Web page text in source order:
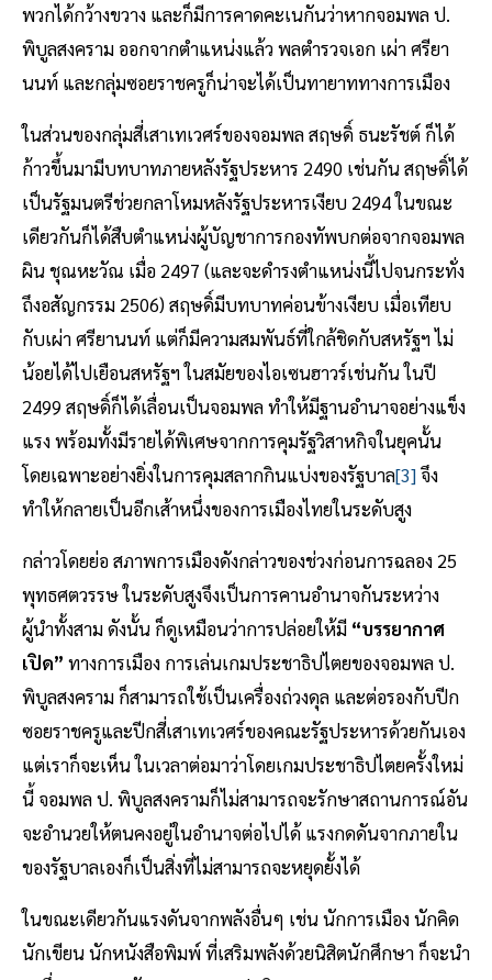
พวกได้กว้างขวาง และก็มีการคาดคะเนกันว่าหากจอมพล ป.
พิบูลสงคราม ออกจากตำแหน่งแล้ว พลตำรวจเอก เผ่า ศรียา
นนท์ และกลุ่มซอยราชครูก็น่าจะได้เป็นทายาททางการเมือง
ในส่วนของกลุ่มสี่เสาเทเวศร์ของจอมพล สฤษดิ์ ธนะรัชต์ ก็ได้
ก้าวขึ้นมามีบทบาทภายหลังรัฐประหาร 2490 เช่นกัน สฤษดิ์ได้
เป็นรัฐมนตรีช่วยกลาโหมหลังรัฐประหารเงียบ 2494 ในขณะ
เดียวกันก็ได้สืบตำแหน่งผู้บัญชาการกองทัพบกต่อจากจอมพล
ผิน ชุณหะวัณ เมื่อ 2497 (และจะดำรงตำแหน่งนี้ไปจนกระทั่ง
ถึงอสัญกรรม 2506) สฤษดิ์มีบทบาทค่อนข้างเงียบ เมื่อเทียบ
กับเผ่า ศรียานนท์ แต่ก็มีความสมพันธ์ที่ใกล้ชิดกับสหรัฐฯ ไม่
น้อยได้ไปเยือนสหรัฐฯ ในสมัยของไอเซนฮาวร์เช่นกัน ในปี
2499 สฤษดิ์ก็ได้เลื่อนเป็นจอมพล ทำให้มีฐานอำนาจอย่างแข็ง
แรง พร้อมทั้งมีรายได้พิเศษจากการคุมรัฐวิสาหกิจในยุคนั้น
โดยเฉพาะอย่างยิ่งในการคุมสลากกินแบ่งของรัฐบาล[3]จึง
ทำให้กลายเป็นอีกเส้าหนึ่งของการเมืองไทยในระดับสูง
กล่าวโดยย่อ สภาพการเมืองดังกล่าวของช่วงก่อนการฉลอง 25
พุทธศตวรรษ ในระดับสูงจึงเป็นการคานอำนาจกันระหว่าง
ผู้นำทั้งสาม ดังนั้น ก็ดูเหมือนว่าการปล่อยให้มี “บรรยากาศ
เปิด” ทางการเมือง การเล่นเกมประชาธิปไตยของจอมพล ป.
พิบูลสงคราม ก็สามารถใช้เป็นเครื่องถ่วงดุล และต่อรองกับปีก
ซอยราชครูและปีกสี่เสาเทเวศร์ของคณะรัฐประหารด้วยกันเอง
แต่เราก็จะเห็น ในเวลาต่อมาว่าโดยเกมประชาธิปไตยครั้งใหม่
นี้ จอมพล ป. พิบูลสงครามก็ไม่สามารถจะรักษาสถานการณ์อัน
จะอำนวยให้ตนคงอยู่ในอำนาจต่อไปได้ แรงกดดันจากภายใน
ของรัฐบาลเองก็เป็นสิ่งที่ไม่สามารถจะหยุดยั้งได้
ในขณะเดียวกันแรงดันจากพลังอื่นๆ เช่น นักการเมือง นักคิด
นักเขียน นักหนังสือพิมพ์ ที่เสริมพลังด้วยนิสิตนักศึกษา ก็จะนำ